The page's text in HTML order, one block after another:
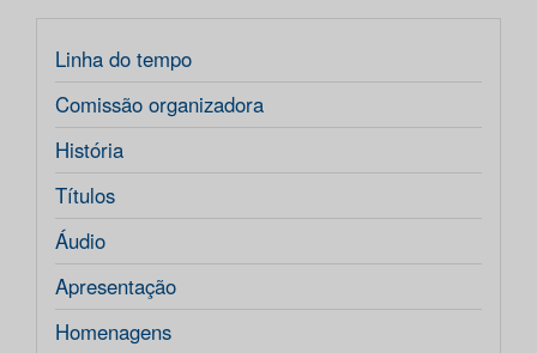
Linha do tempo
Comissão organizadora
História
Títulos
Áudio
Apresentação
Homenagens